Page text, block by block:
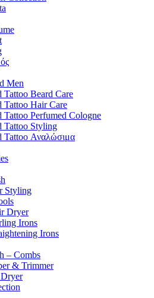
Men
Tattoo Beard Care
Tattoo Hair Care
Tattoo Perfumed Cologne
Tattoo Styling
Tattoo Αναλώσιμα
Styling
Dryer
Irons
Irons
– Combs
& Trimmer